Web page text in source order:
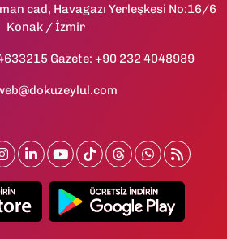
cad, Havagazı Yerleşkesi No:16/6
Konak / İzmir
Gazete: +90 232 4048989